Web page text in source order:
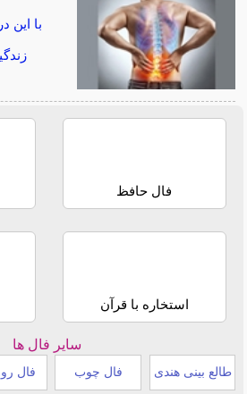
با این
فال حافظ
استخاره با قرآن
سایر فال ها
طالع بینی هندی فال چوب فال